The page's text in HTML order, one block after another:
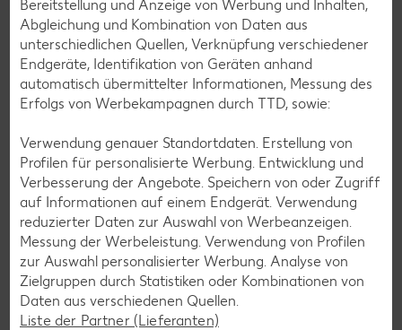
Kaufland Services
Kundenservice steht für uns an erster Stelle: Wir möchten,
Bereitstellung und Anzeige von Werbung und Inhalten,
Abgleichung und Kombination von Daten aus
unterschiedlichen Quellen, Verknüpfung verschiedener
Endgeräte, Identifikation von Geräten anhand
automatisch übermittelter Informationen, Messung des
Erfolgs von Werbekampagnen durch TTD, sowie:
Verwendung genauer Standortdaten. Erstellung von
Profilen für personalisierte Werbung. Entwicklung und
Verbesserung der Angebote. Speichern von oder Zugriff
auf Informationen auf einem Endgerät. Verwendung
reduzierter Daten zur Auswahl von Werbeanzeigen.
Messung der Werbeleistung. Verwendung von Profilen
zur Auswahl personalisierter Werbung. Analyse von
Zielgruppen durch Statistiken oder Kombinationen von
Daten aus verschiedenen Quellen.
Liste der Partner (Lieferanten)